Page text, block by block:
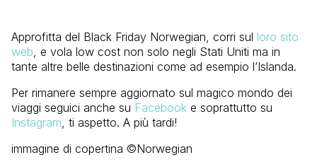
Approfitta del Black Friday Norwegian, corri sul loro sito
web , e vola low cost non solo negli Stati Uniti ma in
tante altre belle destinazioni come ad esempio l’Islanda.
Per rimanere sempre aggiornato sul magico mondo dei
viaggi seguici anche su Facebook e soprattutto su
Instagram , ti aspetto. A più tardi!
immagine di copertina ©Norwegian